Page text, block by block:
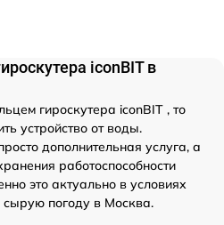
iconBIT в
гироскутера iconBIT , то
устройство от воды.
дополнительная услуга, а
работоспособности
это актуально в условиях
сырую погоду в Москва.